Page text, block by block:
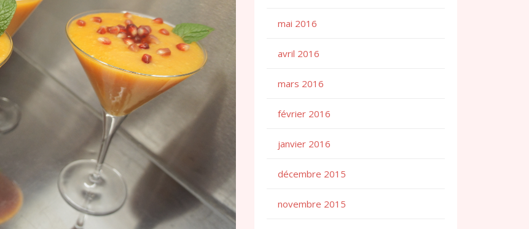
mai 2016
avril 2016
mars 2016
février 2016
janvier 2016
décembre 2015
novembre 2015